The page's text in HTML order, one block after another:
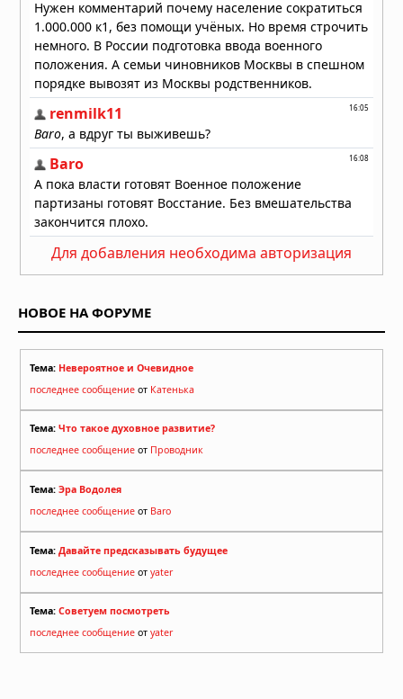
Для добавления необходима авторизация
НОВОЕ НА ФОРУМЕ
Тема: Невероятное и Очевидное
последнее сообщение от Катенька
Тема: Что такое духовное развитие?
последнее сообщение от Проводник
Тема: Эра Водолея
последнее сообщение от Baro
Тема: Давайте предсказывать будущее
последнее сообщение от yater
Тема: Советуем посмотреть
последнее сообщение от yater